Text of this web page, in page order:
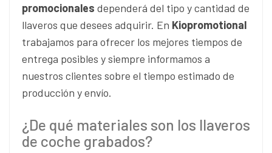
promocionales dependerá del tipo y cantidad de
llaveros que desees adquirir. En Kiopromotional
trabajamos para ofrecer los mejores tiempos de
entrega posibles y siempre informamos a
nuestros clientes sobre el tiempo estimado de
producción y envío.
¿De qué materiales son los llaveros
de coche grabados?